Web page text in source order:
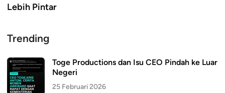
Lebih Pintar
Trending
Toge Productions dan Isu CEO Pindah ke Luar
Negeri
25 Februari 2026